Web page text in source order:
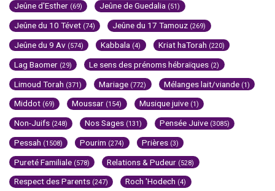
Jeûne d'Esther (69) Jeûne de Guedalia (51)
Jeûne du 10 Tévet (74) Jeûne du 17 Tamouz (269)
Jeûne du 9 Av (574) Kabbala (4) Kriat haTorah (220)
Lag Baomer (29) Le sens des prénoms hébraïques (2)
Limoud Torah (371) Mariage (772) Mélanges lait/viande (1)
Middot (69) Moussar (154) Musique juive (1)
Non-Juifs (248) Nos Sages (131) Pensée Juive (3085)
Pessah (1508) Pourim (274) Prières (3)
Pureté Familiale (578) Relations & Pudeur (528)
Respect des Parents (247) Roch 'Hodech (4)